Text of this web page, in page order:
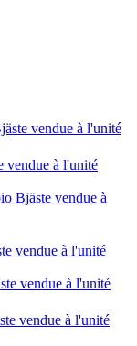
vendue à l'unité
vendue à l'unité
vendue à l'unité